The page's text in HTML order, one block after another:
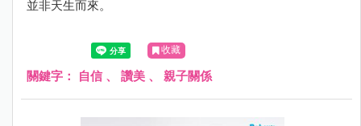
並非天生而來。
收藏
關鍵字： 自信、 讚美 、 親子關係